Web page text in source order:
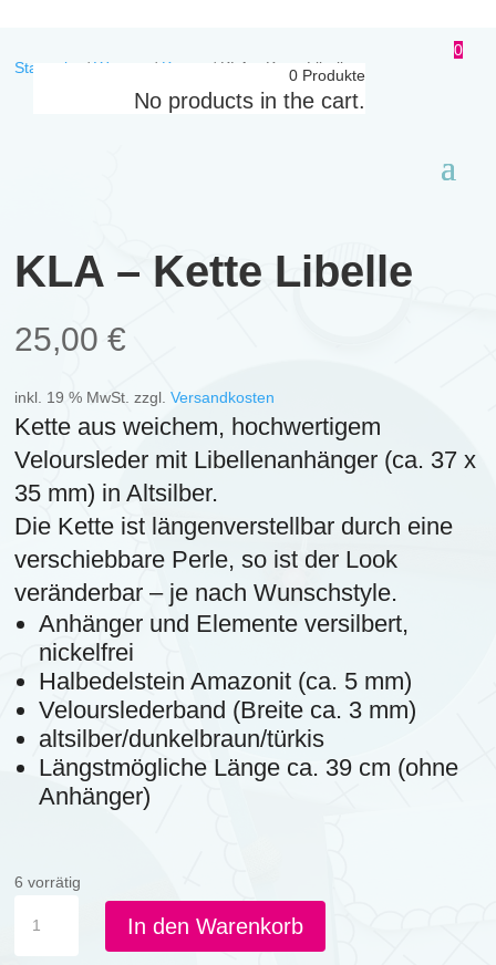
0
0 Produkte
No products in the cart.
Startseite /Women / Ketten / KLA – Kette Libelle
KLA – Kette Libelle
25,00€
inkl. 19 % MwSt. zzgl.Versandkosten
Kette aus weichem, hochwertigem
Veloursleder mit Libellenanhänger (ca. 37 x
35 mm) in Altsilber.
Die Kette ist längenverstellbar durch eine
verschiebbare Perle, so ist der Look
veränderbar – je nach Wunschstyle.
Anhänger und Elemente versilbert,
nickelfrei
Halbedelstein Amazonit (ca. 5 mm)
Velourslederband (Breite ca. 3 mm)
altsilber/dunkelbraun/türkis
Längstmögliche Länge ca. 39 cm (ohne
Anhänger)
6 vorrätig
In den Warenkorb